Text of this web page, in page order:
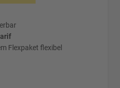
Flexpaket flexibel